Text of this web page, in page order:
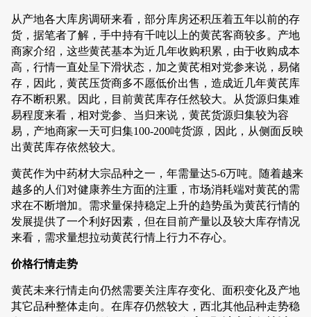
从产地各大库房调研来看，部分库房还积压着五年以前的存
货，据笔者了解，手中持有千吨以上的黄芪客商较多。产地
商家介绍，这些黄芪基本为近几年收购积累，由于收购成本
高，行情一直处呈下滑状态，加之黄芪相对党参来说，易储
存，因此，黄芪压货商多不愿低价出售，造成近几年黄芪库
存不断积累。因此，目前黄芪库存任然较大。从货源归集难
易程度来看，相对党参、当归来说，黄芪货源归集较为容
易，产地商家一天可归集100-200吨货源，因此，从侧面反映
出黄芪库存依然较大。
黄芪作为中药材大宗品种之一，年需量达5-6万吨。随着越来
越多的人们对健康养生方面的注重，市场消耗端对黄芪的需
求在不断增加。需求量保持稳定上升的趋势虽为黄芪行情的
发展提供了一个利好因素，但在目前产量以及较大库存情况
来看，需求量想拉动黄芪行情上行力不存心。
价格行情走势
黄芪未来行情走向仍然需要关注库存变化、面积变化及产地
其它品种整体走向。在库存仍然较大，西北其他品种走势稳